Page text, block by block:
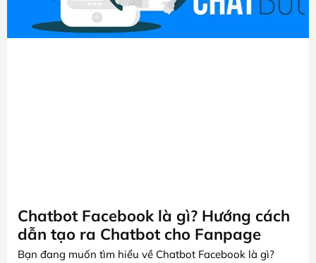
Chatbot Facebook là gì? Hướng cách
dẫn tạo ra Chatbot cho Fanpage
Bạn đang muốn tìm hiểu về Chatbot Facebook là gì?